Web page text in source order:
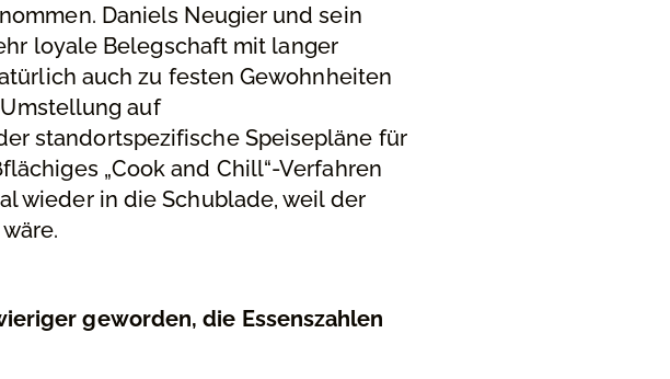
Daniels Neugier und sein
loyale Belegschaft mit langer
auch zu festen Gewohnheiten
auf
standortspezifische Speisepläne für
„Cook and Chill“-Verfahren
wieder in die Schublade, weil der
geworden, die Essenszahlen